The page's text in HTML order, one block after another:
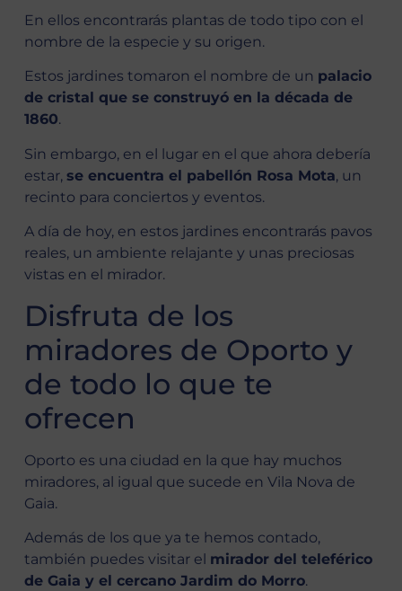
En ellos encontrarás plantas de todo tipo con el
nombre de la especie y su origen.
Estos jardines tomaron el nombre de un palacio
de cristal que se construyó en la década de
1860.
Sin embargo, en el lugar en el que ahora debería
estar, se encuentra el pabellón Rosa Mota, un
recinto para conciertos y eventos.
A día de hoy, en estos jardines encontrarás pavos
reales, un ambiente relajante y unas preciosas
vistas en el mirador.
Disfruta de los
miradores de Oporto y
de todo lo que te
ofrecen
Oporto es una ciudad en la que hay muchos
miradores, al igual que sucede en Vila Nova de
Gaia.
Además de los que ya te hemos contado,
también puedes visitar el mirador del teleférico
de Gaia y el cercano Jardim do Morro.